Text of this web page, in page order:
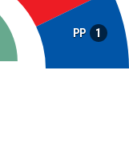
PP 1